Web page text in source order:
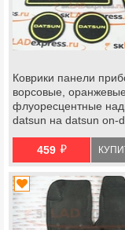
Коврики панели
ворсовые, оранжевые
флуоресцентные
datsun на datsun on-
459 й